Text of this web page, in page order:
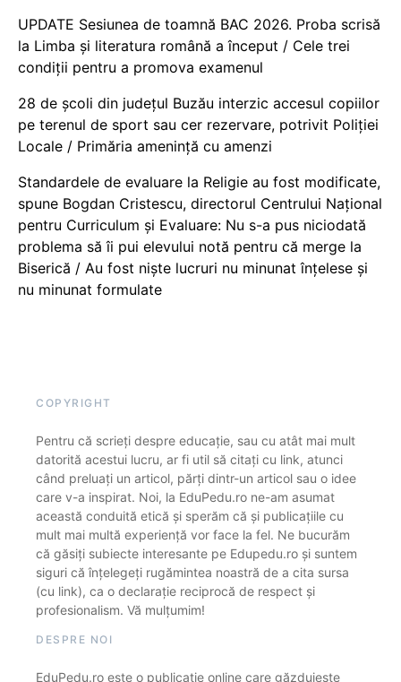
UPDATE Sesiunea de toamnă BAC 2026. Proba scrisă
la Limba și literatura română a început / Cele trei
condiții pentru a promova examenul
28 de școli din județul Buzău interzic accesul copiilor
pe terenul de sport sau cer rezervare, potrivit Poliției
Locale / Primăria amenință cu amenzi
Standardele de evaluare la Religie au fost modificate,
spune Bogdan Cristescu, directorul Centrului Național
pentru Curriculum și Evaluare: Nu s-a pus niciodată
problema să îi pui elevului notă pentru că merge la
Biserică / Au fost niște lucruri nu minunat înțelese și
nu minunat formulate
COPYRIGHT
Pentru că scrieți despre educație, sau cu atât mai mult
datorită acestui lucru, ar fi util să citați cu link, atunci
când preluați un articol, părți dintr-un articol sau o idee
care v-a inspirat. Noi, la EduPedu.ro ne-am asumat
această conduită etică și sperăm că și publicațiile cu
mult mai multă experiență vor face la fel. Ne bucurăm
că găsiți subiecte interesante pe Edupedu.ro și suntem
siguri că înțelegeți rugămintea noastră de a cita sursa
(cu link), ca o declarație reciprocă de respect și
profesionalism. Vă mulțumim!
DESPRE NOI
EduPedu.ro este o publicație online care găzduiește